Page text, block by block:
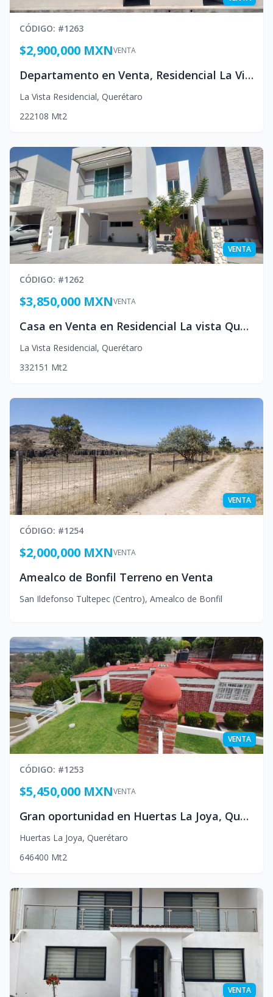
CÓDIGO: #1263
VENTA
$2,900,000 MXN
Departamento en Venta, Residencial La Vista, Queretaro Mexico
La Vista Residencial, Querétaro
222108 Mt2
VENTA
CÓDIGO: #1262
VENTA
$3,850,000 MXN
Casa en Venta en Residencial La vista Queretaro Mexico
La Vista Residencial, Querétaro
332151 Mt2
VENTA
CÓDIGO: #1254
VENTA
$2,000,000 MXN
Amealco de Bonfil Terreno en Venta
San Ildefonso Tultepec (Centro), Amealco de Bonfil
VENTA
CÓDIGO: #1253
VENTA
$5,450,000 MXN
Gran oportunidad en Huertas La Joya, Queretaro Mexico
Huertas La Joya, Querétaro
646400 Mt2
VENTA